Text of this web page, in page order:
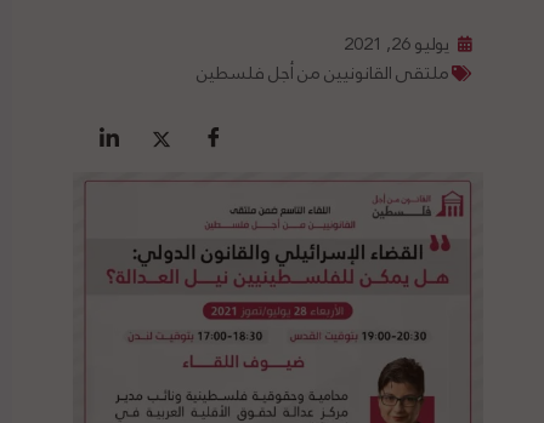
يوليو 26, 2021
ملتقى القانونيين من أجل فلسطين